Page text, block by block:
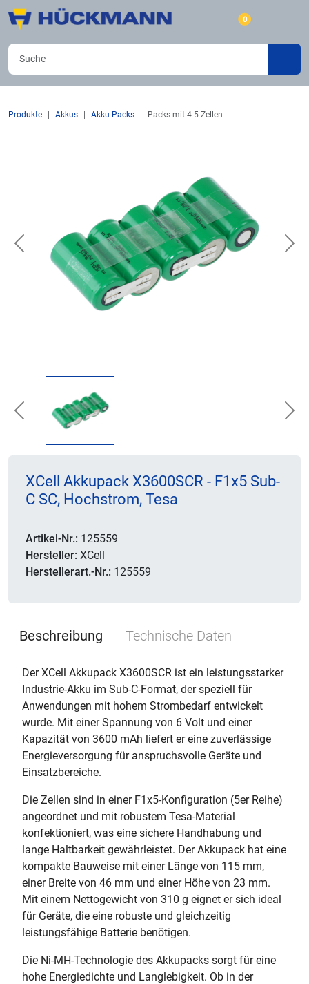
0
Produkte Akkus Akku-Packs Packs mit 4-5 Zellen
Previous
Previous
XCell Akkupack X3600SCR - F1x5 Sub-
C SC, Hochstrom, Tesa
Artikel-Nr.: 125559
Hersteller: XCell
Herstellerart.-Nr.: 125559
Beschreibung Technische Daten
Der XCell Akkupack X3600SCR ist ein leistungsstarker
Industrie-Akku im Sub-C-Format, der speziell für
Anwendungen mit hohem Strombedarf entwickelt
wurde. Mit einer Spannung von 6 Volt und einer
Kapazität von 3600 mAh liefert er eine zuverlässige
Energieversorgung für anspruchsvolle Geräte und
Einsatzbereiche.
Die Zellen sind in einer F1x5-Konfiguration (5er Reihe)
angeordnet und mit robustem Tesa-Material
konfektioniert, was eine sichere Handhabung und
lange Haltbarkeit gewährleistet. Der Akkupack hat eine
kompakte Bauweise mit einer Länge von 115 mm,
einer Breite von 46 mm und einer Höhe von 23 mm.
Mit einem Nettogewicht von 310 g eignet er sich ideal
für Geräte, die eine robuste und gleichzeitig
leistungsfähige Batterie benötigen.
Die Ni-MH-Technologie des Akkupacks sorgt für eine
hohe Energiedichte und Langlebigkeit. Ob in der